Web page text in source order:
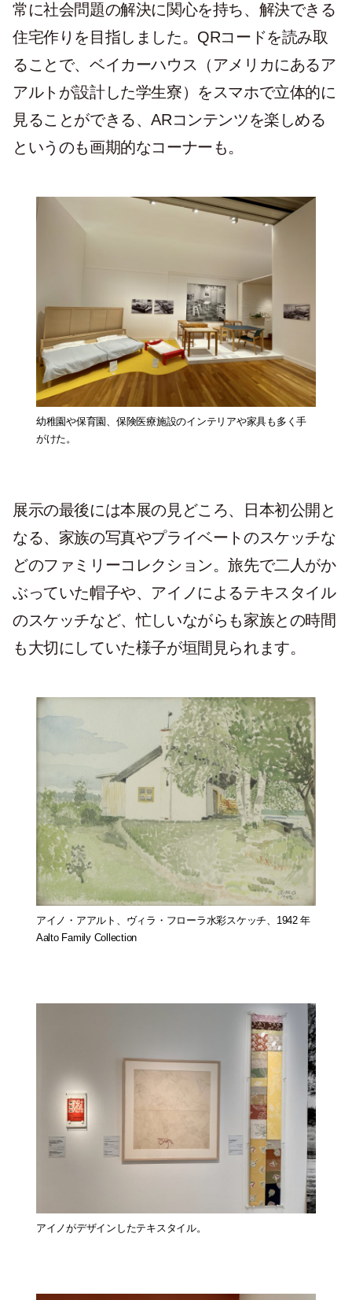
常に社会問題の解決に関心を持ち、解決できる
住宅作りを目指しました。QRコードを読み取
ることで、ベイカーハウス（アメリカにあるア
アルトが設計した学生寮）をスマホで立体的に
見ることができる、ARコンテンツを楽しめる
というのも画期的なコーナーも。
幼稚園や保育園、保険医療施設のインテリアや家具も多く手
がけた。
展示の最後には本展の見どころ、日本初公開と
なる、家族の写真やプライベートのスケッチな
どのファミリーコレクション。旅先で二人がか
ぶっていた帽子や、アイノによるテキスタイル
のスケッチなど、忙しいながらも家族との時間
も大切にしていた様子が垣間見られます。
アイノ・アアルト、ヴィラ・フローラ水彩スケッチ、1942 年
Aalto Family Collection
アイノがデザインしたテキスタイル。